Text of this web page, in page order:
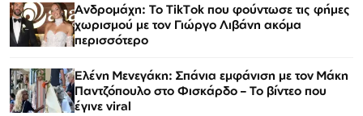
Ανδρομάχη: Το TikTok που φούντωσε τις φήμες
χωρισμού με τον Γιώργο Λιβάνη ακόμα
περισσότερο
Ελένη Μενεγάκη: Σπάνια εμφάνιση με τον Μάκη
Παντζόπουλο στο Φισκάρδο – Το βίντεο που
έγινε viral